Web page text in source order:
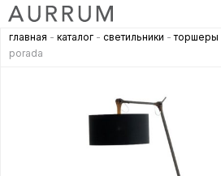
главная - каталог - светильники -торшеры
porada